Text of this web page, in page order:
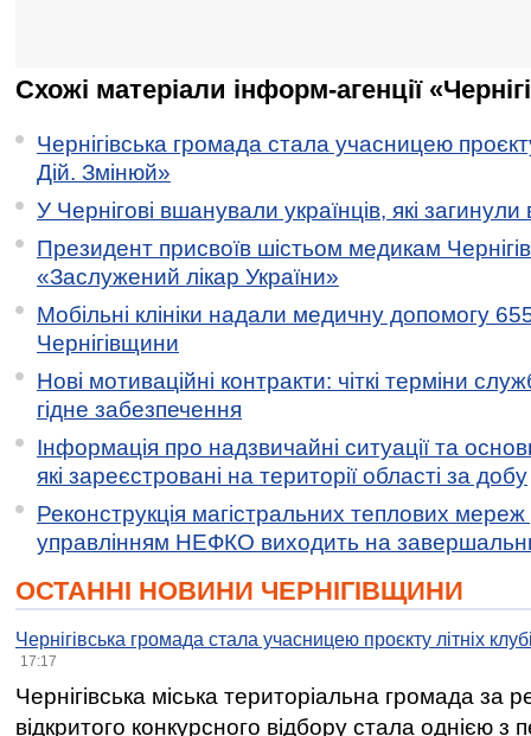
Схожі матеріали інформ-агенції
Чернігівська громада стала учасницею
Дій. Змінюй»
У Чернігові вшанували українців, які загинули
Президент присвоїв шістьом медикам
«Заслужений лікар України»
Мобільні клініки надали медичну допомогу
Чернігівщини
Нові мотиваційні контракти: чіткі терміни
гідне забезпечення
Інформація про надзвичайні ситуації та
які зареєстровані на території області за добу
Реконструкція магістральних теплових мереж
управлінням НЕФКО виходить на
ОСТАННІ НОВИНИ ЧЕРНІГІВЩИНИ
Чернігівська громада стала учасницею проєкту літніх
17:17
Чернігівська міська територіальна громада за
відкритого конкурсного відбору стала однією